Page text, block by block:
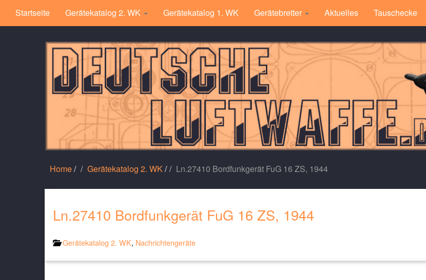
Startseite Gerätekatalog 2. WK Gerätekatalog 1. WK Gerätebretter Aktuelles Tauschecke
Home/ Gerätekatalog 2. WK / Ln.27410 Bordfunkgerät FuG 16 ZS, 1944
Ln.27410 Bordfunkgerät FuG 16 ZS, 1944
Gerätekatalog 2. WK, Nachrichtengeräte